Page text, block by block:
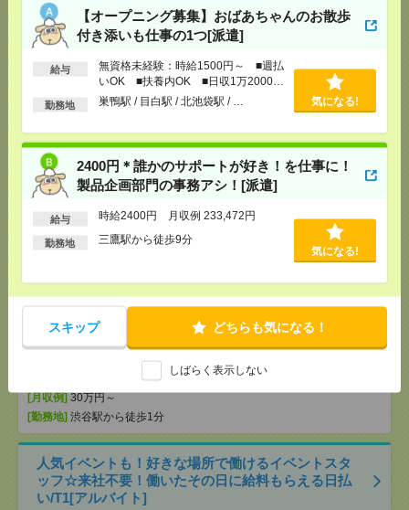
【オープニング募集】おばあちゃんのお散歩
付き添いも仕事の1つ[派遣]
給与
無資格未経験：時給1500円～ ■週払
いOK ■扶養内OK ■日収1万2000円
以上
勤務地 巣鴨駅 / 目白駅 / 北池袋駅 / … 気になる!
2400円＊誰かのサポートが好き！を仕事に！
製品企画部門の事務アシ！[派遣]
給与 時給2400円 月収例 233,472円
勤務地
三鷹駅から徒歩9分
気になる!
スキップ どちらも気になる！
しばらく表示しない
[交通費]
全額支給
[月収例]
20～25万円
[勤務地]三鷹駅から徒歩9分
気になる！
【日数相談可能！】在宅OK！時給2100円！広告運用
のお仕事[派遣]
[給 与]時給2100円 月収例 168,000円
[交通費]
全額支給
[月収例]
15～20万円
[勤務地]新宿御苑前駅から徒歩3分
から徒歩4分
完全在宅＊時給2600円！ライブ配信アプリ会社でク
リエイティブ制作進行管理[派遣]
実働7h30m×週5日×4週+残業10h ※月収例を保証す
るものではありません。※給与即受取りサービス利
1ヶ月3万円を上限として実費支給
[月収例] 30万円～
[勤務地] 渋谷駅から徒歩1分
人気イベントも！好きな場所で働けるイベントスタ
ッフ☆来社不要！働いたその日に給料もらえる日払
い/T1[アルバイト]